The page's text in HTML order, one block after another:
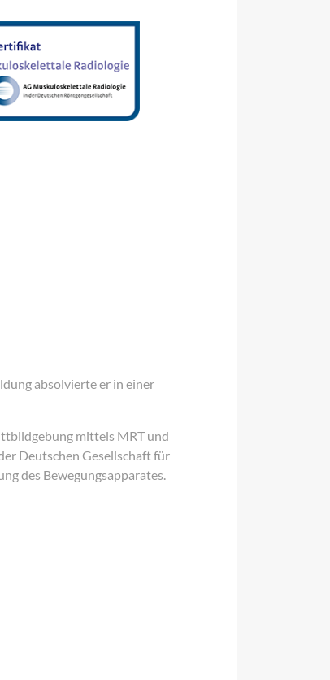
absolvierte er in einer
mittels MRT und
Deutschen Gesellschaft für
des Bewegungsapparates.